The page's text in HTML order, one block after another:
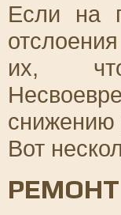
Если на
их,
Вот